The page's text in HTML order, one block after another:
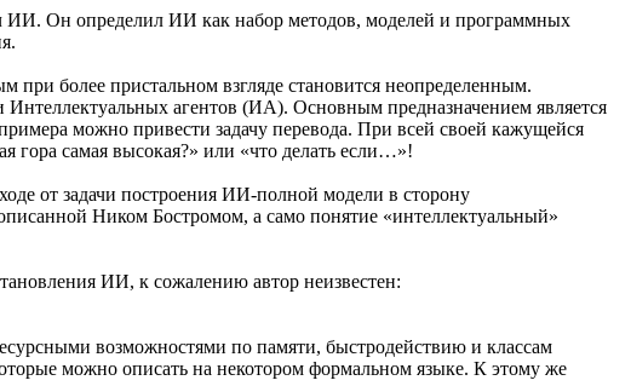
ИИ. Он определил ИИ как набор методов, моделей и программных
при более пристальном взгляде становится неопределенным.
агентов (ИА). Основным предназначением является
можно привести задачу перевода. При всей своей кажущейся
гора самая высокая?» или «что делать если…»!
от задачи построения ИИ-полной модели в сторону
Ником Бостромом, а само понятие «интеллектуальный»
ИИ, к сожалению автор неизвестен:
возможностями по памяти, быстродействию и классам
можно описать на некотором формальном языке. К этому же